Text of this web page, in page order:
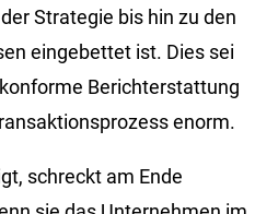
Strategie bis hin zu den
eingebettet ist. Dies sei
Berichterstattung
enorm.
schreckt am Ende